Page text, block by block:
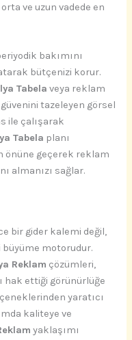
ve uzun vadede en
bakımını
bütçenizi korur.
Tabela veya reklam
tazeleyen görsel
ile çalışarak
Tabela planı
önüne geçerek reklam
almanızı sağlar.
bir gider kalemi değil,
büyüme motorudur.
Reklam çözümleri,
hak ettiği görünürlüğe
yaratıcı
kaliteye ve
yaklaşımı